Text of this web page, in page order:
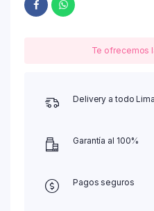
Te ofrecemos
Delivery a todo Lima
Garantía al 100%
Pagos seguros